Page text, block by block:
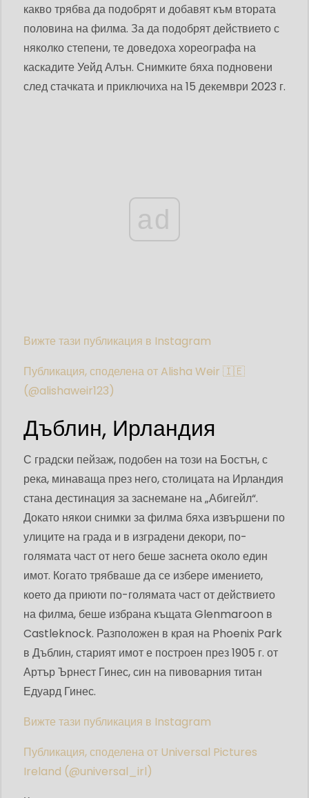
какво трябва да подобрят и добавят към втората
половина на филма. За да подобрят действието с
няколко степени, те доведоха хореографа на
каскадите Уейд Алън. Снимките бяха подновени
след стачката и приключиха на 15 декември 2023 г.
ad
Вижте тази публикация в Instagram
Публикация, споделена от Alisha Weir 🇮🇪
(@alishaweir123)
Дъблин, Ирландия
С градски пейзаж, подобен на този на Бостън, с
река, минаваща през него, столицата на Ирландия
стана дестинация за заснемане на „Абигейл“.
Докато някои снимки за филма бяха извършени по
улиците на града и в изградени декори, по-
голямата част от него беше заснета около един
имот. Когато трябваше да се избере имението,
което да приюти по-голямата част от действието
на филма, беше избрана къщата Glenmaroon в
Castleknock. Разположен в края на Phoenix Park
в Дъблин, старият имот е построен през 1905 г. от
Артър Ърнест Гинес, син на пивоварния титан
Едуард Гинес.
Вижте тази публикация в Instagram
Публикация, споделена от Universal Pictures
Ireland (@universal_irl)